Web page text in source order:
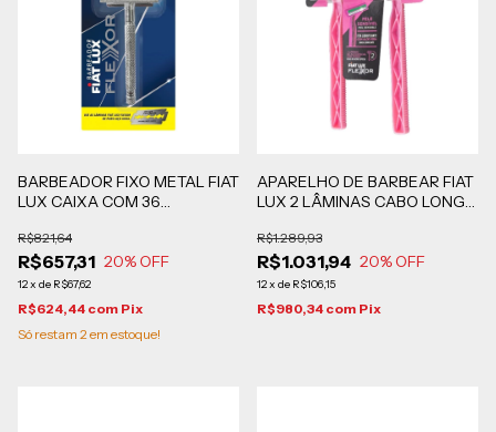
BARBEADOR FIXO METAL FIAT
LUX CAIXA COM 36
R$657,31
R$821,64
20% OFF
12x de R$67,62
R$624,44 com Pix
Só restam 2em estoque!
APARELHO DE BARBEAR FIAT
LUX 2 LÂMINAS CABO LONGO
BLISTERS DE 2 UNIDADES
R$1.031,94
R$1.289,93
20% OFF
12x de R$106,15
R$980,34 com Pix